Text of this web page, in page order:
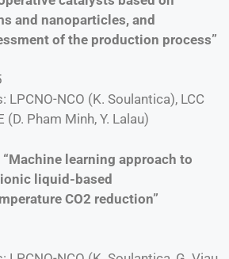
and nanoparticles, and
of the production process”
LPCNO-NCO (K. Soulantica), LCC
(D. Pham Minh, Y. Lalau)
“Machine learning approach to
liquid-based
CO2 reduction”